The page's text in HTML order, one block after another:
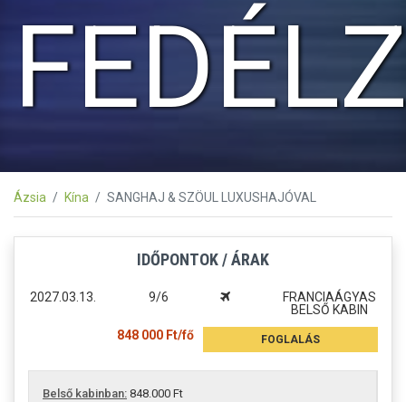
Ázsia Kína SANGHAJ & SZÖUL LUXUSHAJÓVAL
IDŐPONTOK / ÁRAK
2027.03.13. 9/6
FRANCIAÁGYAS
BELSŐ KABIN
848 000 Ft/fő
FOGLALÁS
Belső kabinban: 848.000 Ft